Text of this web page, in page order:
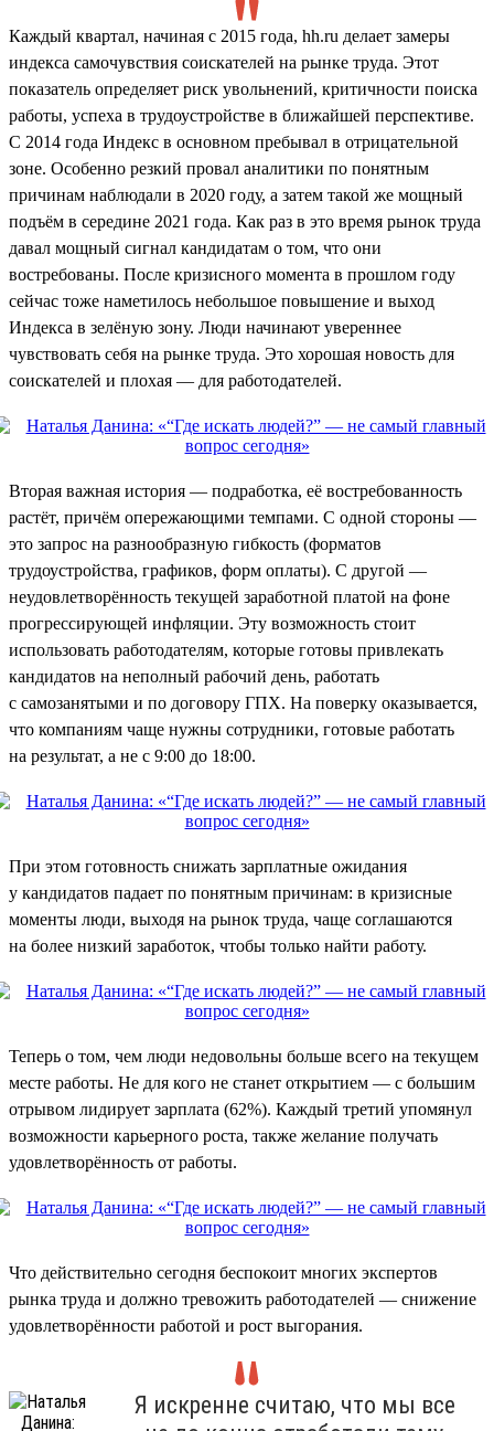
Каждый квартал, начиная с 2015 года, hh.ru делает замеры
индекса самочувствия соискателей на рынке труда. Этот
показатель определяет риск увольнений, критичности поиска
работы, успеха в трудоустройстве в ближайшей перспективе.
С 2014 года Индекс в основном пребывал в отрицательной
зоне. Особенно резкий провал аналитики по понятным
причинам наблюдали в 2020 году, а затем такой же мощный
подъём в середине 2021 года. Как раз в это время рынок труда
давал мощный сигнал кандидатам о том, что они
востребованы. После кризисного момента в прошлом году
сейчас тоже наметилось небольшое повышение и выход
Индекса в зелёную зону. Люди начинают увереннее
чувствовать себя на рынке труда. Это хорошая новость для
соискателей и плохая — для работодателей.
Вторая важная история — подработка, её востребованность
растёт, причём опережающими темпами. С одной стороны —
это запрос на разнообразную гибкость (форматов
трудоустройства, графиков, форм оплаты). С другой —
неудовлетворённость текущей заработной платой на фоне
прогрессирующей инфляции. Эту возможность стоит
использовать работодателям, которые готовы привлекать
кандидатов на неполный рабочий день, работать
с самозанятыми и по договору ГПХ. На поверку оказывается,
что компаниям чаще нужны сотрудники, готовые работать
на результат, а не с 9:00 до 18:00.
При этом готовность снижать зарплатные ожидания
у кандидатов падает по понятным причинам: в кризисные
моменты люди, выходя на рынок труда, чаще соглашаются
на более низкий заработок, чтобы только найти работу.
Теперь о том, чем люди недовольны больше всего на текущем
месте работы. Не для кого не станет открытием — с большим
отрывом лидирует зарплата (62%). Каждый третий упомянул
возможности карьерного роста, также желание получать
удовлетворённость от работы.
Что действительно сегодня беспокоит многих экспертов
рынка труда и должно тревожить работодателей — снижение
удовлетворённости работой и рост выгорания.
Я искренне считаю, что мы все